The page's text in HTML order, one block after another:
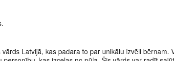
Latvijā, kas padara to par unikālu izvēli bērnam.